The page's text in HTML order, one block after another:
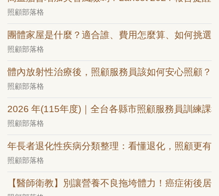
照顧部落格
團體家屋是什麼？適合誰、費用怎麼算、如何挑選
照顧部落格
體內放射性治療後，照顧服務員該如何安心照顧？
照顧部落格
2026 年(115年度)｜全台各縣市照顧服務員訓練課
照顧部落格
年長者退化性疾病分類整理：看懂退化，照顧更有
照顧部落格
【醫師衛教】別讓營養不良拖垮體力！癌症術後居